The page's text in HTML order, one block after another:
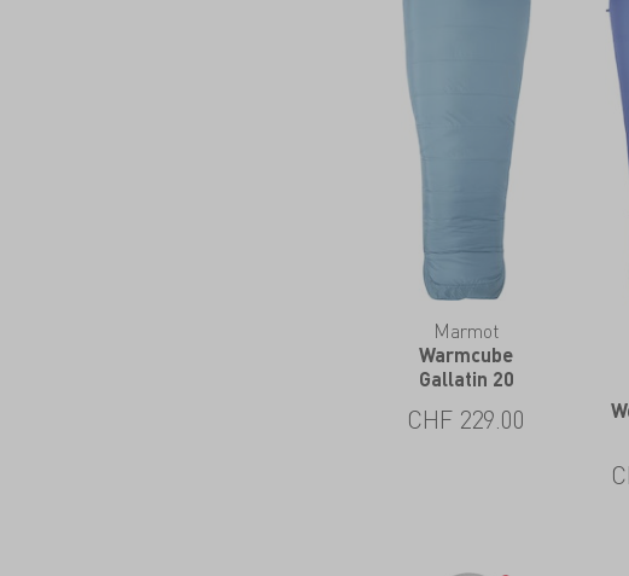
Marmot
Warmcube
Gallatin 20
CHF 229.00